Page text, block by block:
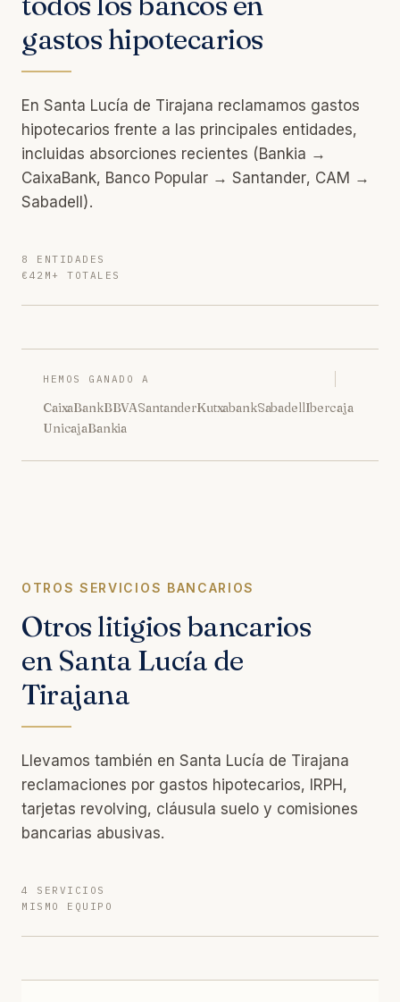
gastos hipotecarios
En Santa Lucía de Tirajana reclamamos gastos
hipotecarios frente a las principales entidades,
incluidas absorciones recientes (Bankia →
CaixaBank, Banco Popular → Santander, CAM →
Sabadell).
8 ENTIDADES
€42M+ TOTALES
HEMOS GANADO A
CaixaBankBBVASantanderKutxabankSabadellIbercaja
UnicajaBankia
OTROS SERVICIOS BANCARIOS
Otros litigios bancarios
en Santa Lucía de
Tirajana
Llevamos también en Santa Lucía de Tirajana
reclamaciones por gastos hipotecarios, IRPH,
tarjetas revolving, cláusula suelo y comisiones
bancarias abusivas.
4 SERVICIOS
MISMO EQUIPO